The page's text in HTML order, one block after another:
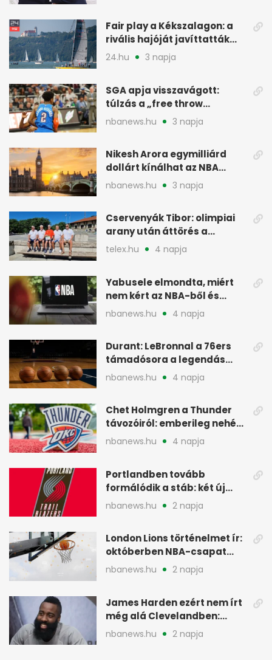
Fair play a Kékszalagon: a
rivális hajóját javíttatták
meg
24.hu 3 napja
SGA apja visszavágott:
túlzás a „free throw
merchant” címke?
nbanews.hu 3 napja
Nikesh Arora egymilliárd
dollárt kínálhat az NBA
Europe londoni csapatáért
nbanews.hu 3 napja
Cservenyák Tibor: olimpiai
arany után áttörés a
rákkutatásban
telex.hu 4 napja
Yabusele elmondta, miért
nem kért az NBA-ből és
miért jött Európába
nbanews.hu 4 napja
Durant: LeBronnal a 76ers
támadósora a legendás
Warriorsra emlékeztet
nbanews.hu 4 napja
Chet Holmgren a Thunder
távozóiról: emberileg nehéz,
de bízik
nbanews.hu 4 napja
Portlandben tovább
formálódik a stáb: két új
szakember a Blazersnél
nbanews.hu 2 napja
London Lions történelmet ír:
októberben NBA-csapat
ellen lép pályára
nbanews.hu 2 napja
James Harden ezért nem írt
még alá Clevelandben:
pénzügyi okok
nbanews.hu 2 napja